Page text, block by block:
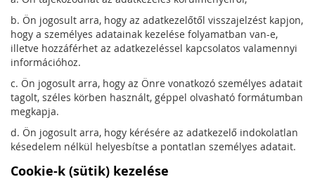
b. Ön jogosult arra, hogy az adatkezelőtől visszajelzést kapjon,
hogy a személyes adatainak kezelése folyamatban van-e,
illetve hozzáférhet az adatkezeléssel kapcsolatos valamennyi
információhoz.
c. Ön jogosult arra, hogy az Önre vonatkozó személyes adatait
tagolt, széles körben használt, géppel olvasható formátumban
megkapja.
d. Ön jogosult arra, hogy kérésére az adatkezelő indokolatlan
késedelem nélkül helyesbítse a pontatlan személyes adatait.
Cookie-k (sütik) kezelése